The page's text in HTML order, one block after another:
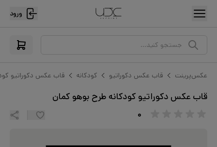
ورود
جستجو کنید...
عکس‌پرینت قاب عکس دکوراتیو کودکانه قاب عکس دکوراتیو
قاب عکس دکوراتیو کودکانه طرح بوهو کمان
۰